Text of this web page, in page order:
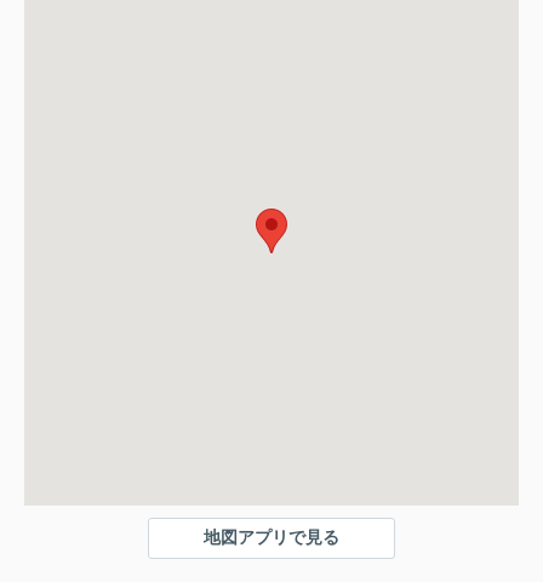
地図アプリで見る